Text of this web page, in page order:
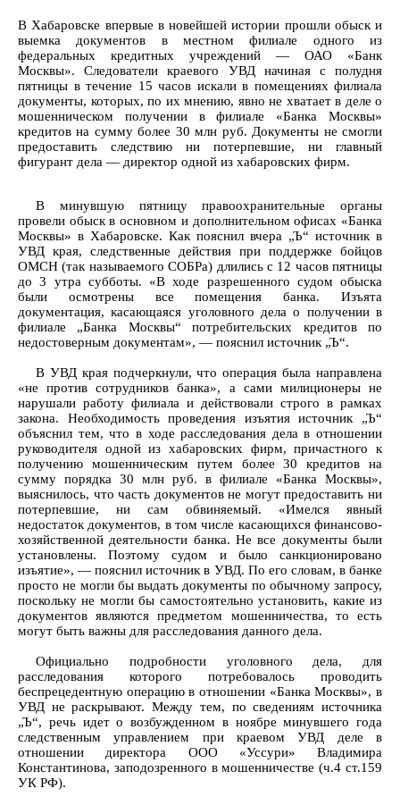
В Хабаровске впервые в новейшей истории прошли обыск и
выемка документов в местном филиале одного из
федеральных кредитных учреждений — ОАО «Банк
Москвы». Следователи краевого УВД начиная с полудня
пятницы в течение 15 часов искали в помещениях филиала
документы, которых, по их мнению, явно не хватает в деле о
мошенническом получении в филиале «Банка Москвы»
кредитов на сумму более 30 млн руб. Документы не смогли
предоставить следствию ни потерпевшие, ни главный
фигурант дела — директор одной из хабаровских фирм.
В минувшую пятницу правоохранительные органы
провели обыск в основном и дополнительном офисах «Банка
Москвы» в Хабаровске. Как пояснил вчера „Ъ“ источник в
УВД края, следственные действия при поддержке бойцов
ОМСН (так называемого СОБРа) длились с 12 часов пятницы
до 3 утра субботы. «В ходе разрешенного судом обыска
были осмотрены все помещения банка. Изъята
документация, касающаяся уголовного дела о получении в
филиале „Банка Москвы“ потребительских кредитов по
недостоверным документам», — пояснил источник „Ъ“.
В УВД края подчеркнули, что операция была направлена
«не против сотрудников банка», а сами милиционеры не
нарушали работу филиала и действовали строго в рамках
закона. Необходимость проведения изъятия источник „Ъ“
объяснил тем, что в ходе расследования дела в отношении
руководителя одной из хабаровских фирм, причастного к
получению мошенническим путем более 30 кредитов на
сумму порядка 30 млн руб. в филиале «Банка Москвы»,
выяснилось, что часть документов не могут предоставить ни
потерпевшие, ни сам обвиняемый. «Имелся явный
недостаток документов, в том числе касающихся финансово-
хозяйственной деятельности банка. Не все документы были
установлены. Поэтому судом и было санкционировано
изъятие», — пояснил источник в УВД. По его словам, в банке
просто не могли бы выдать документы по обычному запросу,
поскольку не могли бы самостоятельно установить, какие из
документов являются предметом мошенничества, то есть
могут быть важны для расследования данного дела.
Официально подробности уголовного дела, для
расследования которого потребовалось проводить
беспрецедентную операцию в отношении «Банка Москвы», в
УВД не раскрывают. Между тем, по сведениям источника
„Ъ“, речь идет о возбужденном в ноябре минувшего года
следственным управлением при краевом УВД деле в
отношении директора ООО «Уссури» Владимира
Константинова, заподозренного в мошенничестве (ч.4 ст.159
УК РФ).